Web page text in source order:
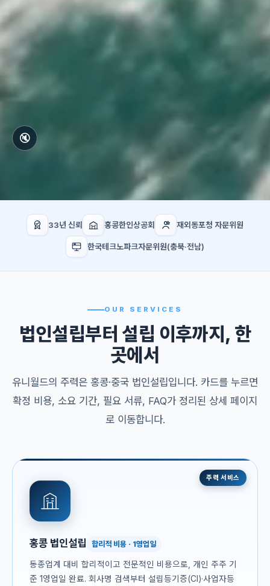
🔇
33년 신뢰 홍콩한인상공회 재외동포청 자문위원
한국테크노파크자문위원(충북·전남)
OUR SERVICES
법인설립부터 설립 이후까지, 한
곳에서
유니월드의 주력은 홍콩·중국 법인설립입니다. 카드를 누르면
확정 비용, 소요 기간, 필요 서류, FAQ가 정리된 상세 페이지
로 이동합니다.
주력 서비스
홍콩 법인설립 합리적 비용 · 1영업일
동종업계 대비 합리적이고 전문적인 비용으로, 개인 주주 기
준 1영업일 완료. 회사명 검색부터 설립등기증(CI)·사업자등